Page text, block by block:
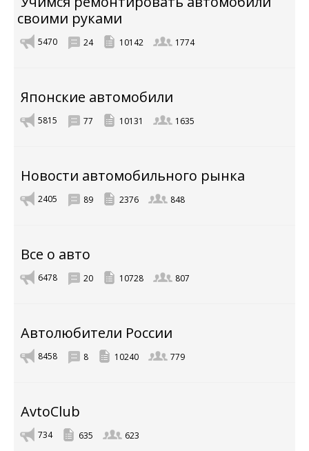
своими руками
5470 24 10142 1774
Японские автомобили
5815 77 10131 1635
Новости автомобильного рынка
2405 89 2376 848
Все о авто
6478 20 10728 807
Автолюбители России
8458 8 10240 779
AvtoClub
734 635 623